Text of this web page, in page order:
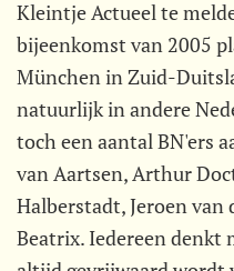
Kleintje Actueel te
bijeenkomst van 2005
München in Zuid-
natuurlijk in andere
toch een aantal BN'ers
van Aartsen, Arthur
Halberstadt, Jeroen van
Beatrix. Iedereen denkt